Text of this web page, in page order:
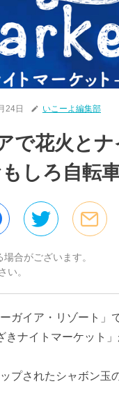
24日 いこーよ編集部
で花火と
しろ自転
合がございます。
い。
ガイア・リゾート」
ナイトマーケット」
プされたシャボン玉